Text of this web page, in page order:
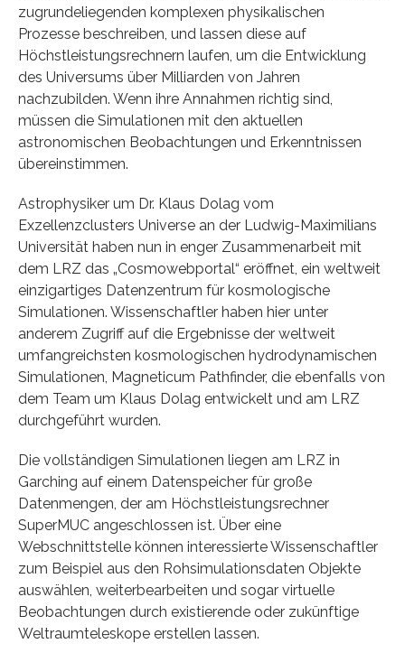
zugrundeliegenden komplexen physikalischen
Prozesse beschreiben, und lassen diese auf
Höchstleistungsrechnern laufen, um die Entwicklung
des Universums über Milliarden von Jahren
nachzubilden. Wenn ihre Annahmen richtig sind,
müssen die Simulationen mit den aktuellen
astronomischen Beobachtungen und Erkenntnissen
übereinstimmen.
Astrophysiker um Dr. Klaus Dolag vom
Exzellenzclusters Universe an der Ludwig-Maximilians
Universität haben nun in enger Zusammenarbeit mit
dem LRZ das „Cosmowebportal“ eröffnet, ein weltweit
einzigartiges Datenzentrum für kosmologische
Simulationen. Wissenschaftler haben hier unter
anderem Zugriff auf die Ergebnisse der weltweit
umfangreichsten kosmologischen hydrodynamischen
Simulationen, Magneticum Pathfinder, die ebenfalls von
dem Team um Klaus Dolag entwickelt und am LRZ
durchgeführt wurden.
Die vollständigen Simulationen liegen am LRZ in
Garching auf einem Datenspeicher für große
Datenmengen, der am Höchstleistungsrechner
SuperMUC angeschlossen ist. Über eine
Webschnittstelle können interessierte Wissenschaftler
zum Beispiel aus den Rohsimulationsdaten Objekte
auswählen, weiterbearbeiten und sogar virtuelle
Beobachtungen durch existierende oder zukünftige
Weltraumteleskope erstellen lassen.